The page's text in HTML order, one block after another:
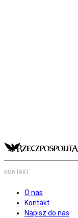
KONTAKT
O nas
Kontakt
Napisz do nas